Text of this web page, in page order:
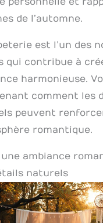
de l’automne.
est l’un des
qui contribue à
harmonieuse.
comment les
peuvent
romantique.
ambiance
naturels